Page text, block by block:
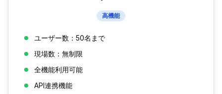
高機能
ユーザー数：50名まで
現場数：無制限
全機能利用可能
API連携機能